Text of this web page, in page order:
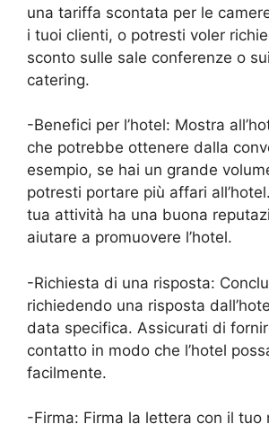
una tariffa scontata per le
i tuoi clienti, o potresti voler
sconto sulle sale conferenze o
catering.
-Benefici per l’hotel: Mostra
che potrebbe ottenere dalla
esempio, se hai un grande
potresti portare più affari
tua attività ha una buona
aiutare a promuovere l’hotel.
-Richiesta di una risposta:
richiedendo una risposta
data specifica. Assicurati di
contatto in modo che l’hotel
facilmente.
-Firma: Firma la lettera con il tuo